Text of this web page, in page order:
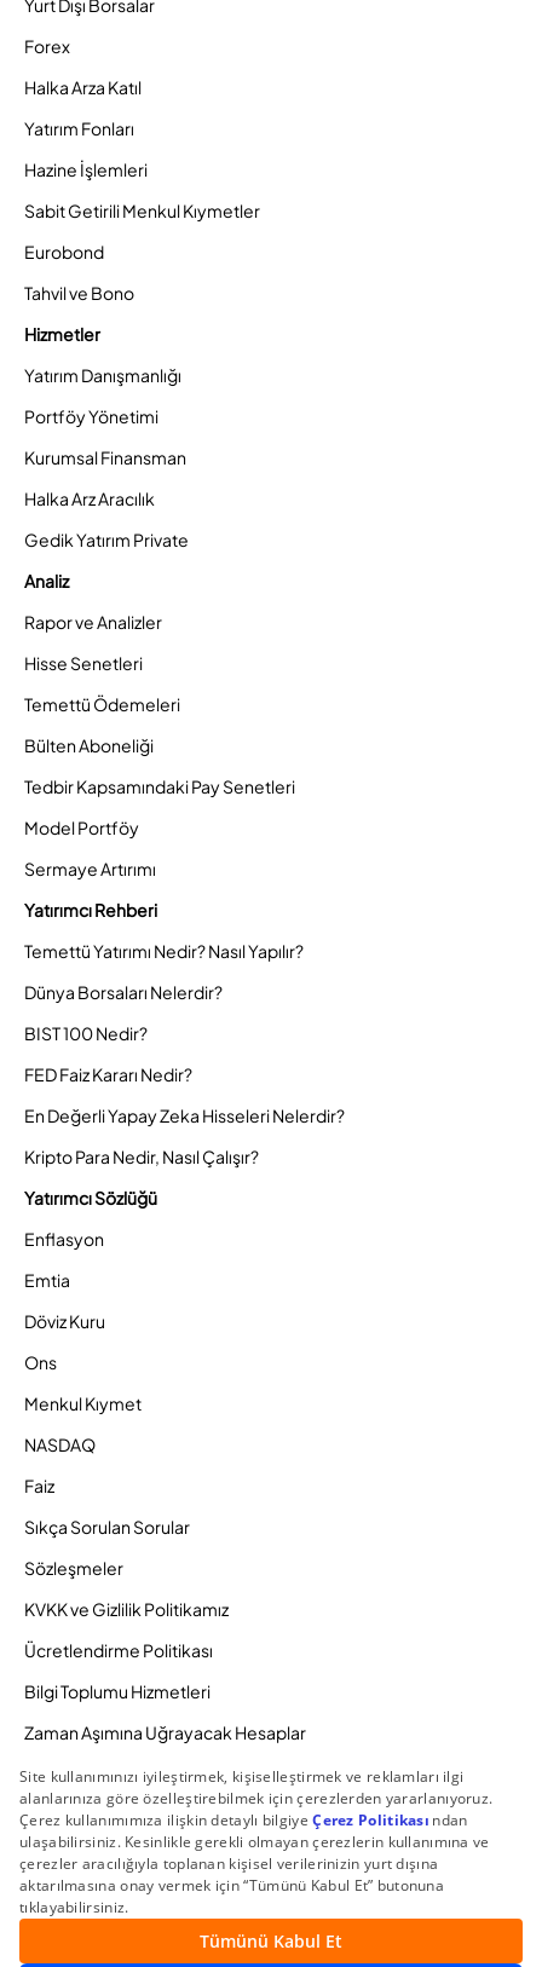
Yurt Dışı Borsalar
Forex
Halka Arza Katıl
Yatırım Fonları
Hazine İşlemleri
Sabit Getirili Menkul Kıymetler
Eurobond
Tahvil ve Bono
Hizmetler
Yatırım Danışmanlığı
Portföy Yönetimi
Kurumsal Finansman
Halka Arz Aracılık
Gedik Yatırım Private
Analiz
Rapor ve Analizler
Hisse Senetleri
Temettü Ödemeleri
Bülten Aboneliği
Tedbir Kapsamındaki Pay Senetleri
Model Portföy
Sermaye Artırımı
Yatırımcı Rehberi
Temettü Yatırımı Nedir? Nasıl Yapılır?
Dünya Borsaları Nelerdir?
BIST 100 Nedir?
FED Faiz Kararı Nedir?
En Değerli Yapay Zeka Hisseleri Nelerdir?
Kripto Para Nedir, Nasıl Çalışır?
Yatırımcı Sözlüğü
Enflasyon
Emtia
Döviz Kuru
Ons
Menkul Kıymet
NASDAQ
Faiz
Sıkça Sorulan Sorular
Sözleşmeler
KVKK ve Gizlilik Politikamız
Ücretlendirme Politikası
Bilgi Toplumu Hizmetleri
Zaman Aşımına Uğrayacak Hesaplar
Duyurular ve Kampanyalar
© 2026 Gedik Yatırım Menkul Değerler AŞ. Tüm Hakları